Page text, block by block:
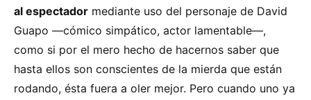
al espectador mediante uso del personaje de David
Guapo —cómico simpático, actor lamentable—,
como si por el mero hecho de hacernos saber que
hasta ellos son conscientes de la mierda que están
rodando, ésta fuera a oler mejor. Pero cuando uno ya